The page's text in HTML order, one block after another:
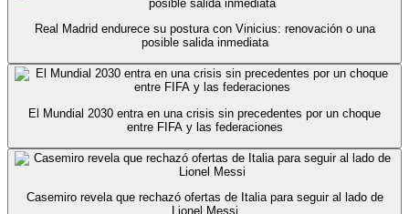
Real Madrid endurece su postura con Vinicius: renovación o una
posible salida inmediata
El Mundial 2030 entra en una crisis sin precedentes por un choque
entre FIFA y las federaciones
Casemiro revela que rechazó ofertas de Italia para seguir al lado de
Lionel Messi